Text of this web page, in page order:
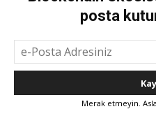
posta
Merak etmeyin.